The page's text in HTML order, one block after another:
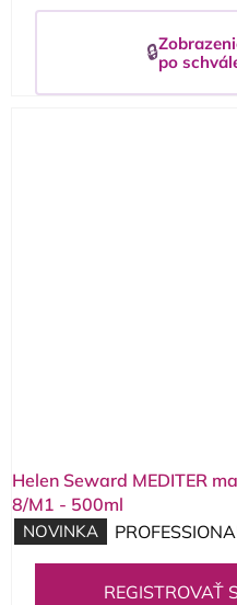
🔒po
Helen Seward MEDITER
8/M1 - 500ml
NOVINKA
REGISTROVAŤ